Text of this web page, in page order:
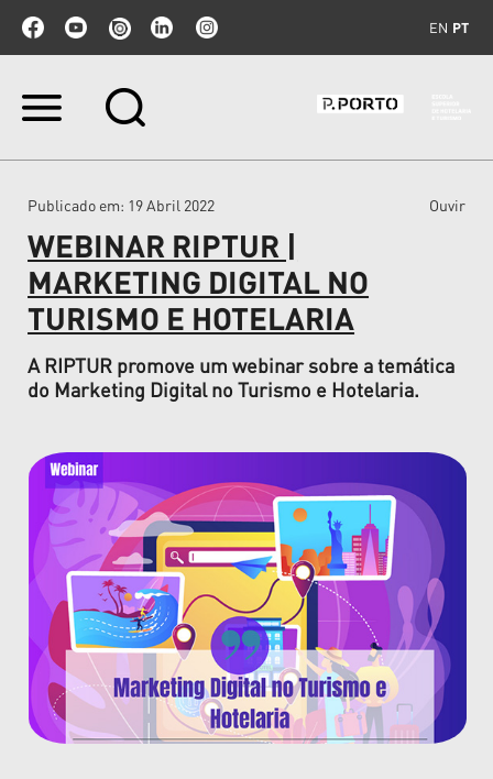
EN PT
Ir
Ir
navegação
Publicado em: 19 Abril 2022 Ouvir
WEBINAR RIPTUR |
MARKETING DIGITAL NO
TURISMO E HOTELARIA
A RIPTUR promove um webinar sobre a temática
do Marketing Digital no Turismo e Hotelaria.